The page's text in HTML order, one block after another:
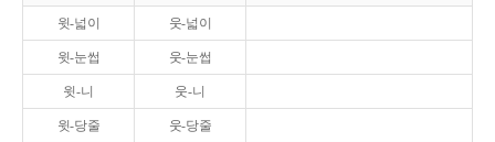
윗-넓이 웃-넓이
윗-눈썹 웃-눈썹
윗-니 웃-니
윗-당줄 웃-당줄